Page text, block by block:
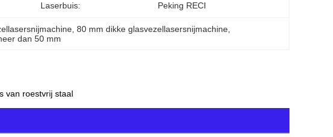
Laserbuis: Peking RECI
, 80 mm dikke glasvezellasersnijmachine
dan 50 mm
van roestvrij staal